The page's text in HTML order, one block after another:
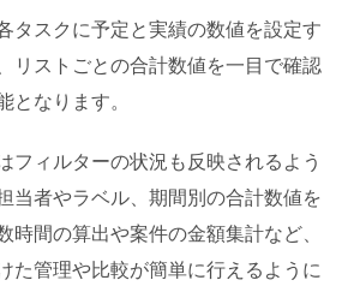
タスクに予定と実績の数値を設定す
リストごとの合計数値を一目で確認
なります。
フィルターの状況も反映されるよう
当者やラベル、期間別の合計数値を
時間の算出や案件の金額集計など、
た管理や比較が簡単に行えるように